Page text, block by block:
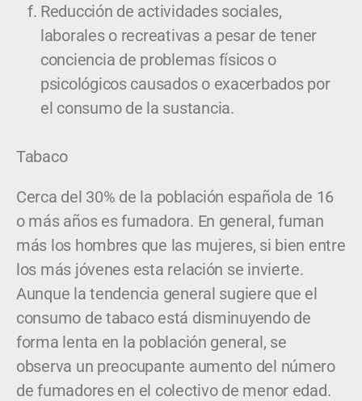
Reducción de actividades sociales,
laborales o recreativas a pesar de tener
conciencia de problemas físicos o
psicológicos causados o exacerbados por
el consumo de la sustancia.
Tabaco
Cerca del 30% de la población española de 16
o más años es fumadora. En general, fuman
más los hombres que las mujeres, si bien entre
los más jóvenes esta relación se invierte.
Aunque la tendencia general sugiere que el
consumo de tabaco está disminuyendo de
forma lenta en la población general, se
observa un preocupante aumento del número
de fumadores en el colectivo de menor edad.